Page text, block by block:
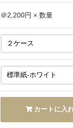
＠2,200円 × 数量